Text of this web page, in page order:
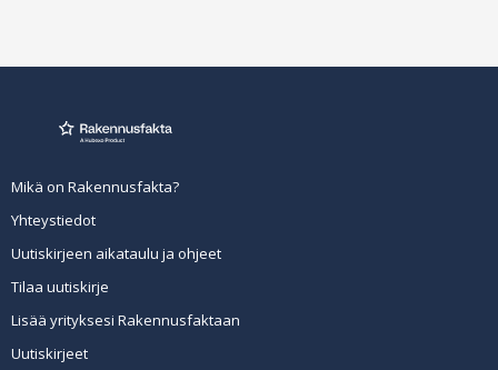
Mikä on Rakennusfakta?
Yhteystiedot
Uutiskirjeen aikataulu ja ohjeet
Tilaa uutiskirje
Lisää yrityksesi Rakennusfaktaan
Uutiskirjeet